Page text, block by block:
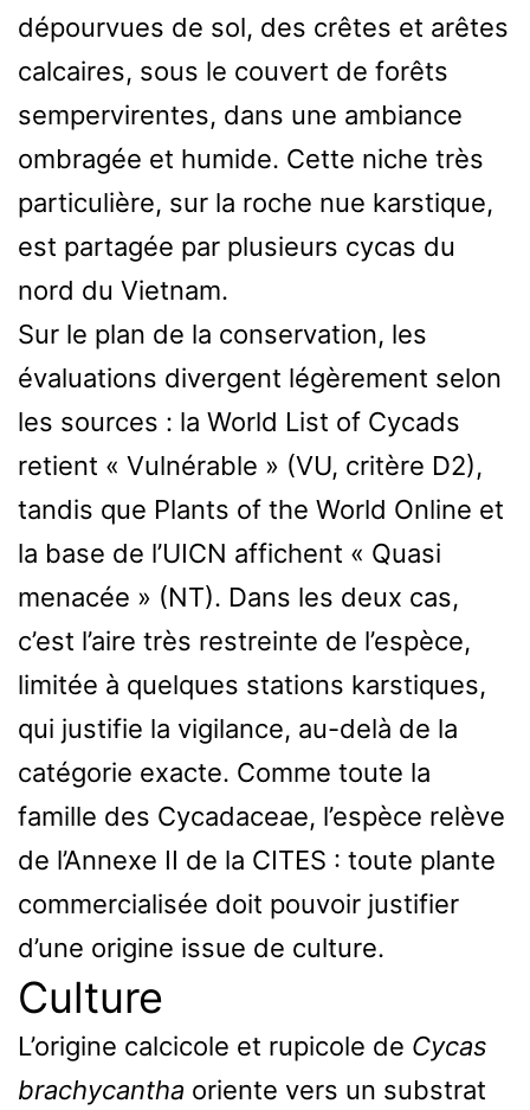
dépourvues de sol, des crêtes et arêtes
calcaires, sous le couvert de forêts
sempervirentes, dans une ambiance
ombragée et humide. Cette niche très
particulière, sur la roche nue karstique,
est partagée par plusieurs cycas du
nord du Vietnam.
Sur le plan de la conservation, les
évaluations divergent légèrement selon
les sources : la World List of Cycads
retient « Vulnérable » (VU, critère D2),
tandis que Plants of the World Online et
la base de l’UICN affichent « Quasi
menacée » (NT). Dans les deux cas,
c’est l’aire très restreinte de l’espèce,
limitée à quelques stations karstiques,
qui justifie la vigilance, au-delà de la
catégorie exacte. Comme toute la
famille des Cycadaceae, l’espèce relève
de l’Annexe II de la CITES : toute plante
commercialisée doit pouvoir justifier
d’une origine issue de culture.
Culture
L’origine calcicole et rupicole de Cycas
brachycantha oriente vers un substrat